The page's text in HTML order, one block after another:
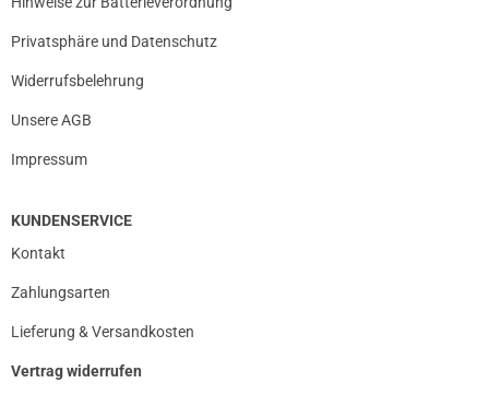
Privatsphäre und Datenschutz
Widerrufsbelehrung
Unsere AGB
Impressum
KUNDENSERVICE
Kontakt
Zahlungsarten
Lieferung & Versandkosten
Vertrag widerrufen